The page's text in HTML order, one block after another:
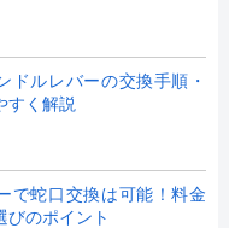
ドルレバーの交換手順・
すく解説
で蛇口交換は可能！料金
びのポイント